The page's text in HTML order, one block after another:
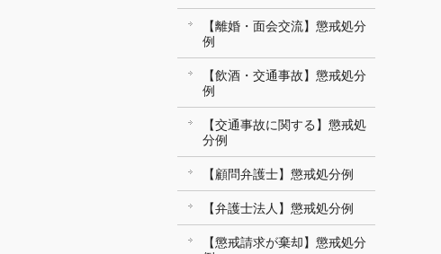
【離婚・面会交流】懲戒処分
例
【飲酒・交通事故】懲戒処分
例
【交通事故に関する】懲戒処
分例
【顧問弁護士】懲戒処分例
【弁護士法人】懲戒処分例
【懲戒請求が棄却】懲戒処分